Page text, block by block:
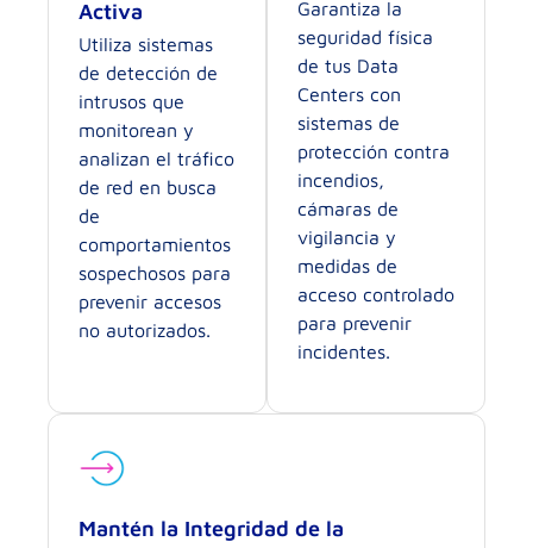
Activa
Utiliza sistemas
de detección de
intrusos que
monitorean y
analizan el tráfico
de red en busca
de
comportamientos
sospechosos para
prevenir accesos
no autorizados.
Garantiza la
seguridad física
de tus Data
Centers con
sistemas de
protección contra
incendios,
cámaras de
vigilancia y
medidas de
acceso controlado
para prevenir
incidentes.
Mantén la Integridad de la